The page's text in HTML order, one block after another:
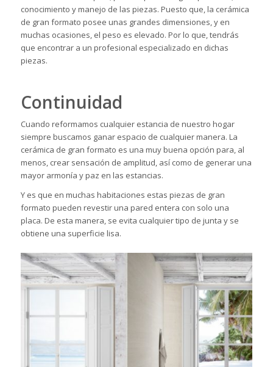
conocimiento y manejo de las piezas. Puesto que, la cerámica
de gran formato posee unas grandes dimensiones, y en
muchas ocasiones, el peso es elevado. Por lo que, tendrás
que encontrar a un profesional especializado en dichas
piezas.
Continuidad
Cuando reformamos cualquier estancia de nuestro hogar
siempre buscamos ganar espacio de cualquier manera. La
cerámica de gran formato es una muy buena opción para, al
menos, crear sensación de amplitud, así como de generar una
mayor armonía y paz en las estancias.
Y es que en muchas habitaciones estas piezas de gran
formato pueden revestir una pared entera con solo una
placa. De esta manera, se evita cualquier tipo de junta y se
obtiene una superficie lisa.